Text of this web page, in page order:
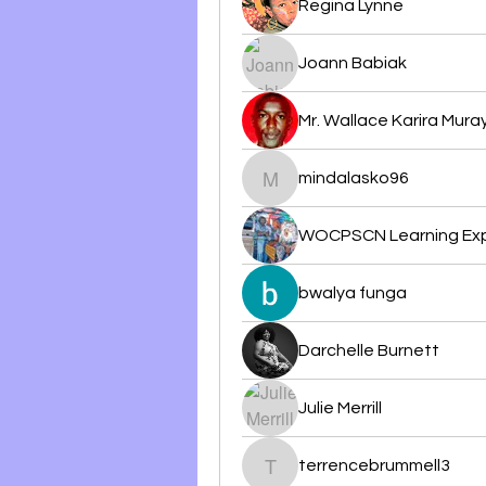
Regina Lynne
Joann Babiak
Mr. Wallace Karira
mindalasko96
mindalasko96
WOCPSCN Learning
bwalya funga
Darchelle Burnett
Julie Merrill
terrencebrummell3
terrencebrummell3